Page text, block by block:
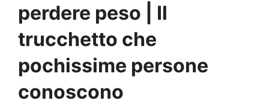
perdere peso | Il
trucchetto che
pochissime persone
conoscono